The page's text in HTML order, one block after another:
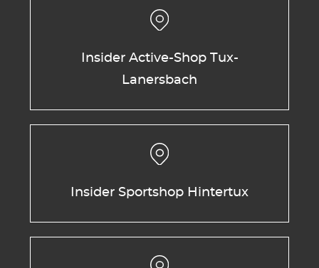
Insider Active-Shop Tux-
Lanersbach
Insider Sportshop Hintertux